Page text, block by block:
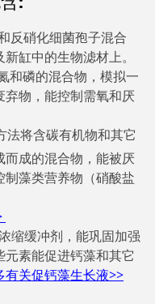
反硝化细菌孢子混合
缸中的生物滤材上。
和磷的混合物，模拟一
物，能控制需氧和厌
法将含碳有机物和其它
成的混合物，能被厌
藻类营养物（硝酸盐
缩缓冲剂，能巩固加强
素能促进钙藻和其它
有关促钙藻生长液>>